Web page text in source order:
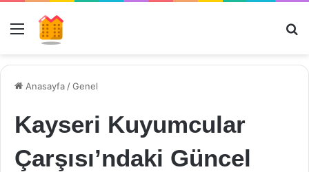
Menü
Anasayfa /Genel
Kayseri Kuyumcular
Çarşısı’ndaki Güncel